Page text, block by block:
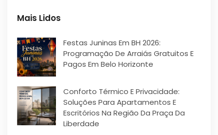
Mais Lidos
Festas Juninas Em BH 2026:
Programação De Arraiás Gratuitos E
Pagos Em Belo Horizonte
Conforto Térmico E Privacidade:
Soluções Para Apartamentos E
Escritórios Na Região Da Praça Da
Liberdade